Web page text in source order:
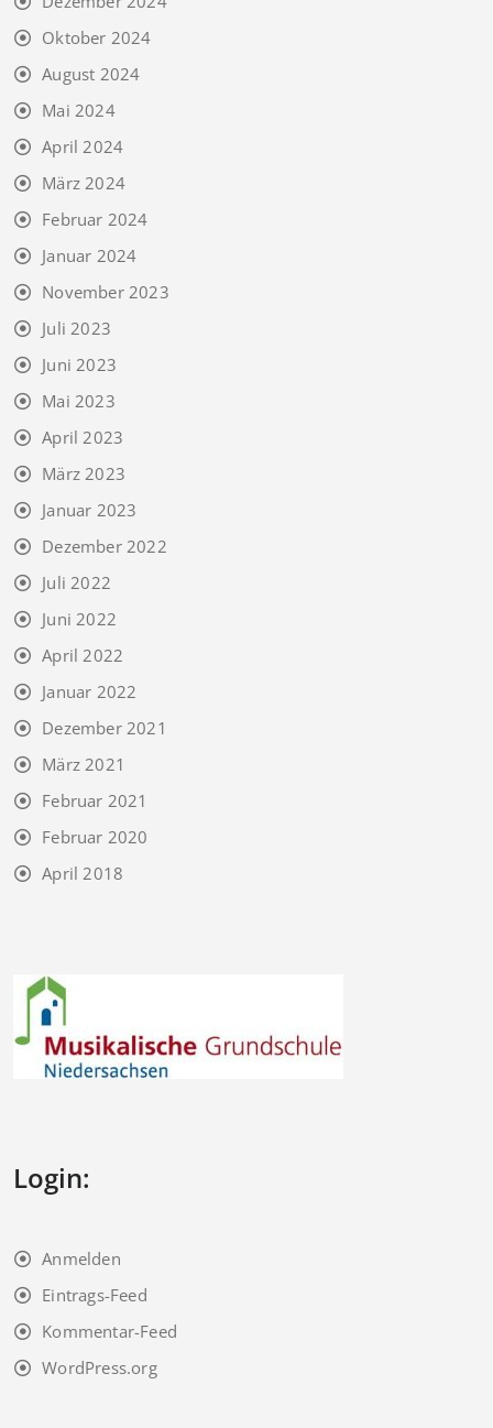
Oktober 2024
August 2024
Mai 2024
April 2024
März 2024
Februar 2024
Januar 2024
November 2023
Juli 2023
Juni 2023
Mai 2023
April 2023
März 2023
Januar 2023
Dezember 2022
Juli 2022
Juni 2022
April 2022
Januar 2022
Dezember 2021
März 2021
Februar 2021
Februar 2020
April 2018
Login:
Anmelden
Eintrags-Feed
Kommentar-Feed
WordPress.org